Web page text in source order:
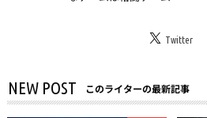
Twitter
NEW POST このライターの最新記事